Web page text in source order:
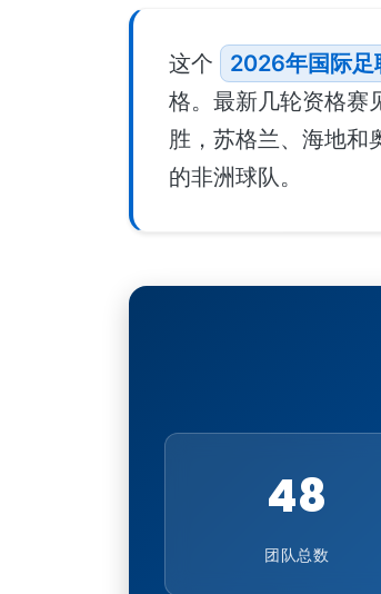
这个 2026年国际足
格。最新几轮资格赛
胜，苏格兰、海地和
的非洲球队。
48
团队总数